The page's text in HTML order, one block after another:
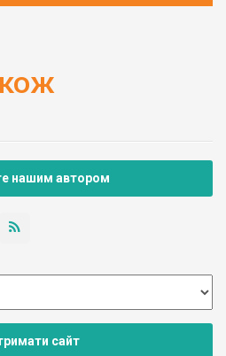
нашим автором
сайт